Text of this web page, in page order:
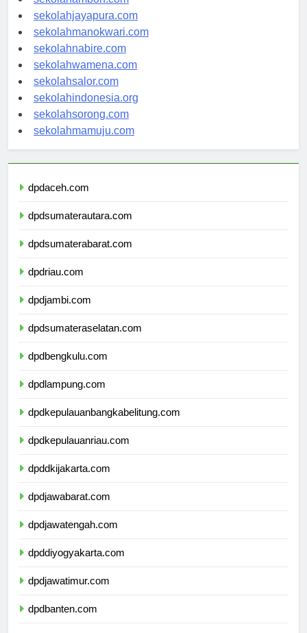
sekolahambon.com
sekolahjayapura.com
sekolahmanokwari.com
sekolahnabire.com
sekolahwamena.com
sekolahsalor.com
sekolahindonesia.org
sekolahsorong.com